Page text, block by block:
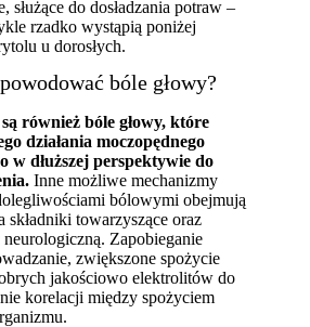
do dosładzania potraw –
rzadko wystąpią poniżej
u dorosłych.
bóle głowy?
również bóle głowy, które
działania moczopędnego
w dłuższej perspektywie do
Inne możliwe mechanizmy
bólowymi obejmują
towarzyszące oraz
Zapobieganie
zwiększone spożycie
jakościowo elektrolitów do
korelacji między spożyciem